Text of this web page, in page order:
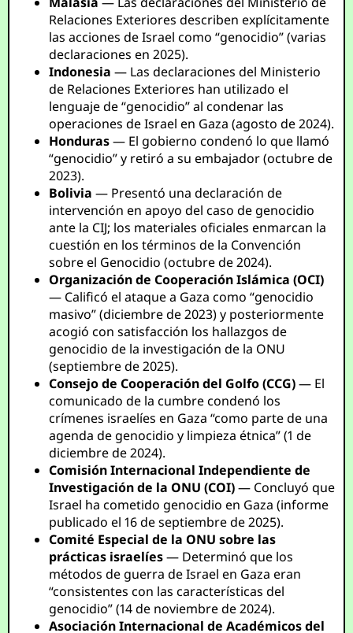
Relaciones Exteriores describen explícitamente
las acciones de Israel como “genocidio” (varias
declaraciones en 2025).
Indonesia — Las declaraciones del Ministerio
de Relaciones Exteriores han utilizado el
lenguaje de “genocidio” al condenar las
operaciones de Israel en Gaza (agosto de 2024).
Honduras— El gobierno condenó lo que llamó
“genocidio” y retiró a su embajador (octubre de
2023).
Bolivia — Presentó una declaración de
intervención en apoyo del caso de genocidio
ante la CIJ; los materiales oficiales enmarcan la
cuestión en los términos de la Convención
sobre el Genocidio (octubre de 2024).
Organización de Cooperación Islámica (OCI)
— Calificó el ataque a Gaza como “genocidio
masivo” (diciembre de 2023) y posteriormente
acogió con satisfacción los hallazgos de
genocidio de la investigación de la ONU
(septiembre de 2025).
Consejo de Cooperación del Golfo (CCG)— El
comunicado de la cumbre condenó los
crímenes israelíes en Gaza “como parte de una
agenda de genocidio y limpieza étnica” (1 de
diciembre de 2024).
Comisión Internacional Independiente de
Investigación de la ONU (COI)— Concluyó que
Israel ha cometido genocidio en Gaza (informe
publicado el 16 de septiembre de 2025).
Comité Especial de la ONU sobre las
prácticas israelíes— Determinó que los
métodos de guerra de Israel en Gaza eran
“consistentes con las características del
genocidio” (14 de noviembre de 2024).
Asociación Internacional de Académicos del